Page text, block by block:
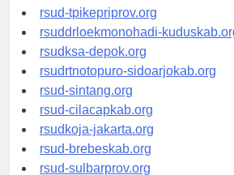
rsud-simeuluekab.org
rsud-tpikepriprov.org
rsuddrloekmonohadi-kuduskab.org
rsudksa-depok.org
rsudrtnotopuro-sidoarjokab.org
rsud-sintang.org
rsud-cilacapkab.org
rsudkoja-jakarta.org
rsud-brebeskab.org